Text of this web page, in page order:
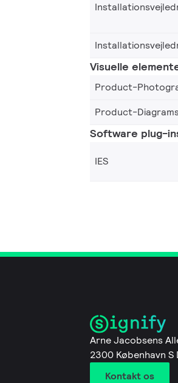
Visuelle
Product-
Product-
Software plug-
IES
Arne Jacobsens
2300 København S
Kontakt os